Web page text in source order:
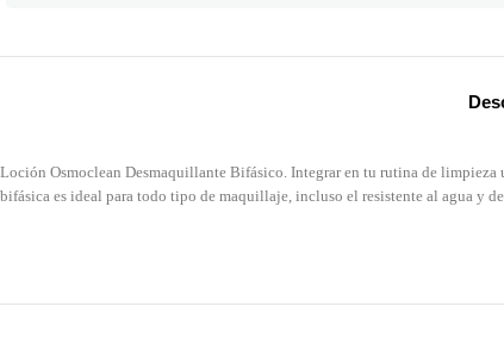
Loción Osmoclean Desmaquillante Bifásico. Integrar en tu rutina de
bifásica es ideal para todo tipo de maquillaje, incluso el resistente al agua y